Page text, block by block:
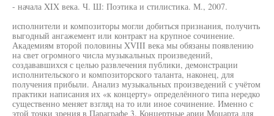
- начала XIX века. Ч. Ш: Поэтика и стилистика. М., 2007.
исполнители и композиторы могли добиться признания, получить
выгодный ангажемент или контракт на крупное сочинение.
Академиям второй половины XVIII века мы обязаны появлению
на свет огромного числа музыкальных произведений,
создававшихся с целью развлечения публики, демонстрации
исполнительского и композиторского таланта, наконец, для
получения прибыли. Анализ музыкальных произведений с учётом
практики написания их «к концерту» определённого типа нередко
существенно меняет взгляд на то или иное сочинение. Именно с
этой точки зрения в Параграфе 3. Концертные арии Моцарта для